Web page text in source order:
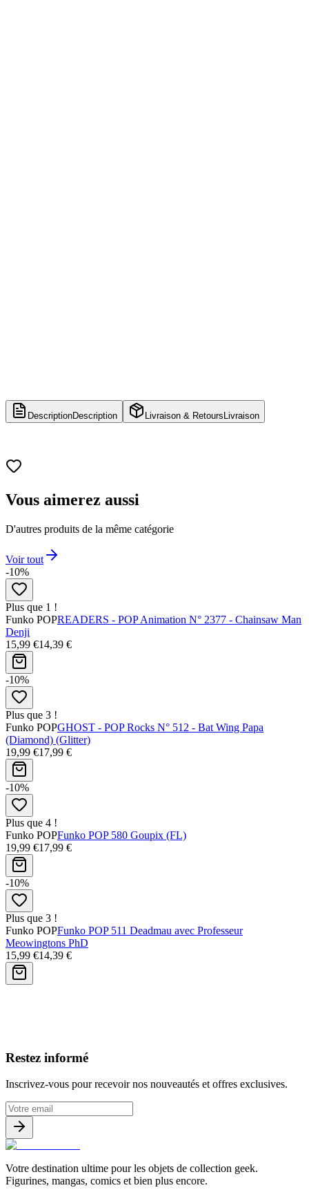
DescriptionDescription Livraison & Retours Livraison
Vous aimerez aussi
D'autres produits de la même catégorie
Voir tout
-10%
Plus que 1 !
Funko POPREADERS - POP Animation N° 2377 - Chainsaw Man
Denji
15,99 €14,39 €
-10%
Plus que 3 !
Funko POPGHOST - POP Rocks N° 512 - Bat Wing Papa
(Diamond) (Glitter)
19,99 €17,99 €
-10%
Plus que 4 !
Funko POPFunko POP 580 Goupix (FL)
19,99 €17,99 €
-10%
Plus que 3 !
Funko POPFunko POP 511 Deadmau avec Professeur
Meowingtons PhD
15,99 €14,39 €
Restez informé
Inscrivez-vous pour recevoir nos nouveautés et offres exclusives.
Votre destination ultime pour les objets de collection geek.
Figurines, mangas, comics et bien plus encore.